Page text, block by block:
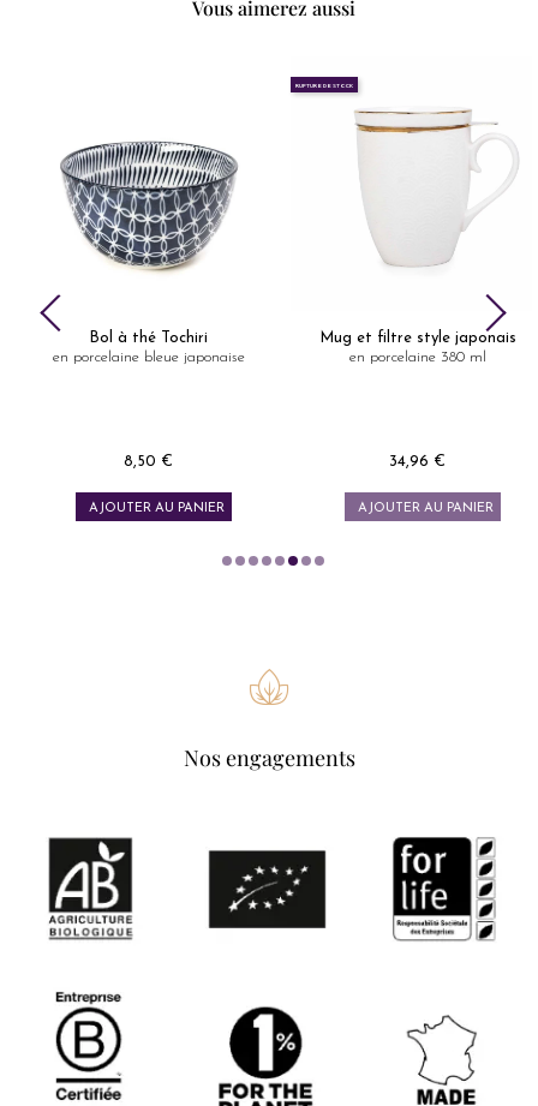
Vous aimerez aussi
Bol à thé Tochiri
en porcelaine bleue japonaise
8,50 €
AJOUTER AU PANIER
RUPTURE DE STOCK
Mug et filtre style japonais
en porcelaine 380 ml
Prix
34,96 €
AJOUTER AU PANIER
Nos engagements